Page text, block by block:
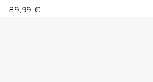
REGULÄRER PREIS:
89,99 €